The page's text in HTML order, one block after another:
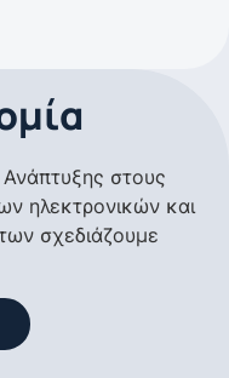
στους
ηλεκτρονικών και
σχεδιάζουμε